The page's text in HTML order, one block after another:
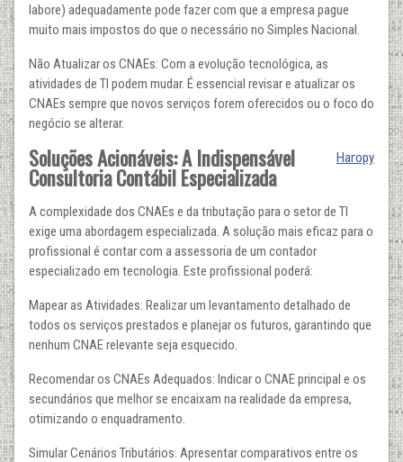
labore) adequadamente pode fazer com que a empresa pague
muito mais impostos do que o necessário no Simples Nacional.
Não Atualizar os CNAEs: Com a evolução tecnológica, as
atividades de TI podem mudar. É essencial revisar e atualizar os
CNAEs sempre que novos serviços forem oferecidos ou o foco do
negócio se alterar.
Нагору
Soluções Acionáveis: A Indispensável
Consultoria Contábil Especializada
A complexidade dos CNAEs e da tributação para o setor de TI
exige uma abordagem especializada. A solução mais eficaz para o
profissional é contar com a assessoria de um contador
especializado em tecnologia. Este profissional poderá:
Mapear as Atividades: Realizar um levantamento detalhado de
todos os serviços prestados e planejar os futuros, garantindo que
nenhum CNAE relevante seja esquecido.
Recomendar os CNAEs Adequados: Indicar o CNAE principal e os
secundários que melhor se encaixam na realidade da empresa,
otimizando o enquadramento.
Simular Cenários Tributários: Apresentar comparativos entre os